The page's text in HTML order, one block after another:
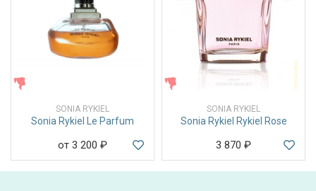
SONIA RYKIEL
Sonia Rykiel Le Parfum
от 3 200 ₽
SONIA RYKIEL
Sonia Rykiel Rykiel Rose
3 870 ₽